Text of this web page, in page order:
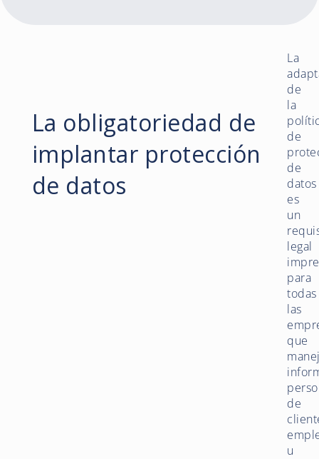
La obligatoriedad de
implantar protección
de datos
La
de
la
de
de
datos
es
un
legal
para
todas
las
que
de
u